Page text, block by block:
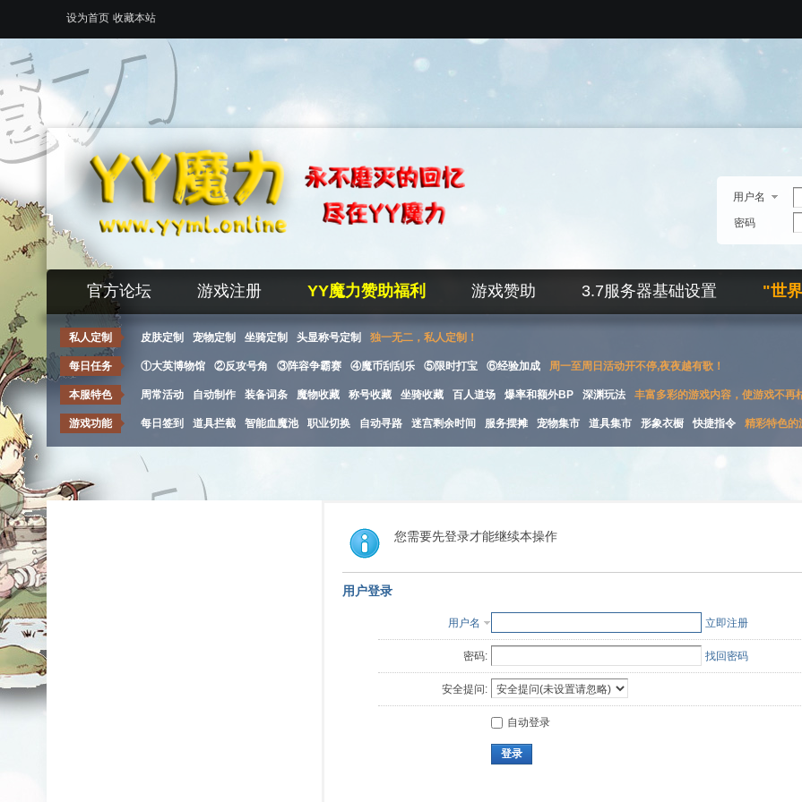
设为首页 收藏本站
用户名
密码
官方论坛 游戏注册 YY魔力赞助福利 游戏赞助 3.7服务器基础设置 "世
私人定制 皮肤定制 宠物定制 坐骑定制 头显称号定制 独一无二，私人定制！
每日任务 ①大英博物馆 ②反攻号角 ③阵容争霸赛 ④魔币刮刮乐 ⑤限时打宝 ⑥经验加成 周一至周日活动开不停,夜夜越有歌！
本服特色 周常活动 自动制作 装备词条 魔物收藏 称号收藏 坐骑收藏 百人道场 爆率和额外BP 深渊玩法 丰富多彩的游戏内容，使游戏不再
游戏功能 每日签到 道具拦截 智能血魔池 职业切换 自动寻路 迷宫剩余时间 服务摆摊 宠物集市 道具集市 形象衣橱 快捷指令 精彩特色的
您需要先登录才能继续本操作
用户登录
用户名 立即注册
密码: 找回密码
安全提问:
自动登录
登录